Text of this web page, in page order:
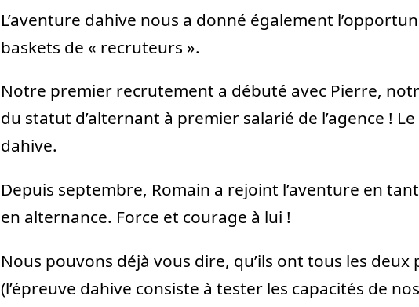
L’aventure dahive nous a donné également
baskets de « recruteurs ».
Notre premier recrutement a débuté avec Pierre,
du statut d’alternant à premier salarié de l’agence !
dahive.
Depuis septembre, Romain a rejoint l’aventure en
en alternance. Force et courage à lui !
Nous pouvons déjà vous dire, qu’ils ont tous les deux
(l’épreuve dahive consiste à tester les capacités de